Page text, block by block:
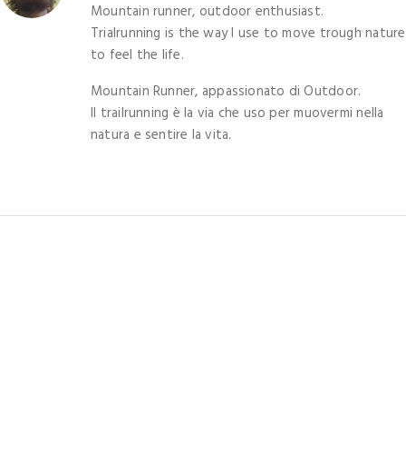
Mountain runner, outdoor enthusiast.
Trialrunning is the way I use to move trough nature
to feel the life.
Mountain Runner, appassionato di Outdoor.
Il trailrunning è la via che uso per muovermi nella
natura e sentire la vita.